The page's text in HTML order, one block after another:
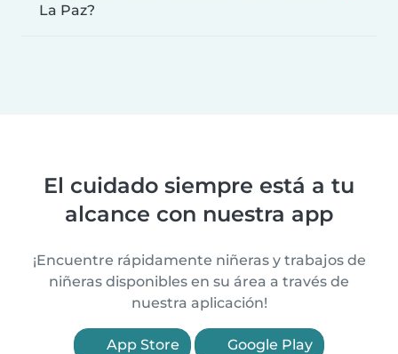
La Paz?
El cuidado siempre está a tu
alcance con nuestra app
¡Encuentre rápidamente niñeras y trabajos de
niñeras disponibles en su área a través de
nuestra aplicación!
App Store Google Play